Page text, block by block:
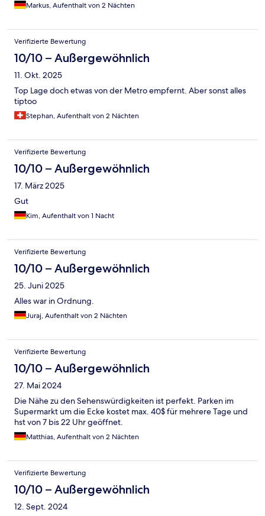
Markus, Aufenthalt von 2 Nächten
Verifizierte Bewertung
10/10 – Außergewöhnlich
11. Okt. 2025
Top Lage doch etwas von der Metro empfernt. Aber sonst alles
tiptoo
Stephan, Aufenthalt von 2 Nächten
Verifizierte Bewertung
10/10 – Außergewöhnlich
17. März 2025
Gut
Kim, Aufenthalt von 1 Nacht
Verifizierte Bewertung
10/10 – Außergewöhnlich
25. Juni 2025
Alles war in Ordnung.
Juraj, Aufenthalt von 2 Nächten
Verifizierte Bewertung
10/10 – Außergewöhnlich
27. Mai 2024
Die Nähe zu den Sehenswürdigkeiten ist perfekt. Parken im
Supermarkt um die Ecke kostet max. 40$ für mehrere Tage und
hst von 7 bis 22 Uhr geöffnet.
Matthias, Aufenthalt von 2 Nächten
Verifizierte Bewertung
10/10 – Außergewöhnlich
12. Sept. 2024